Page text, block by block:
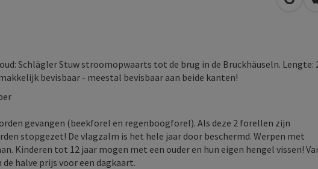
Schlägler Stuw stroomopwaarts tot de brug in de Bruckhäuseln. Lengte:
bevisbaar - meestal bevisbaar aan beide kanten!
gevangen (beekforel en regenboogforel). Als deze 2 forellen zijn
stopgezet! De vlagzalm is het hele jaar door beschermd. Werpen met
Kinderen tot 12 jaar mogen met een ouder en hun eigen hengel vissen!
halve prijs voor een dagkaart.